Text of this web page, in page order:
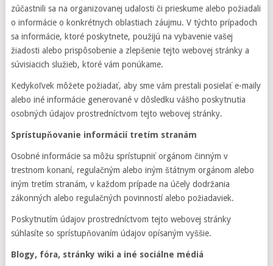
zúčastnili sa na organizovanej udalosti či prieskume alebo požiadali
o informácie o konkrétnych oblastiach záujmu. V týchto prípadoch
sa informácie, ktoré poskytnete, použijú na vybavenie vašej
žiadosti alebo prispôsobenie a zlepšenie tejto webovej stránky a
súvisiacich služieb, ktoré vám ponúkame.
Kedykoľvek môžete požiadať, aby sme vám prestali posielať e-maily
alebo iné informácie generované v dôsledku vášho poskytnutia
osobných údajov prostredníctvom tejto webovej stránky.
Sprístupňovanie informácií tretím stranám
Osobné informácie sa môžu sprístupniť orgánom činným v
trestnom konaní, regulačným alebo iným štátnym orgánom alebo
iným tretím stranám, v každom prípade na účely dodržania
zákonných alebo regulačných povinností alebo požiadaviek.
Poskytnutím údajov prostredníctvom tejto webovej stránky
súhlasíte so sprístupňovaním údajov opísaným vyššie.
Blogy, fóra, stránky wiki a iné sociálne médiá